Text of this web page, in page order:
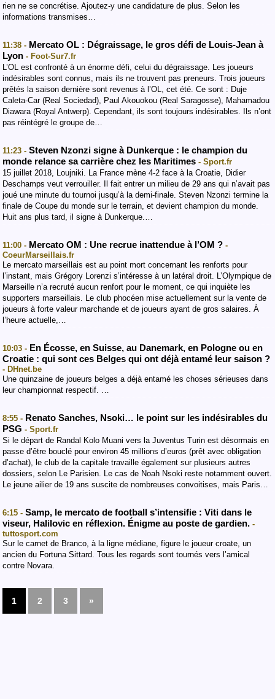
rien ne se concrétise. Ajoutez-y une candidature de plus. Selon les
informations transmises…
11:38 - Mercato OL : Dégraissage, le gros défi de Louis-Jean à
Lyon - Foot-Sur7.fr
L’OL est confronté à un énorme défi, celui du dégraissage. Les joueurs
indésirables sont connus, mais ils ne trouvent pas preneurs. Trois joueurs
prêtés la saison dernière sont revenus à l’OL, cet été. Ce sont : Duje
Caleta-Car (Real Sociedad), Paul Akouokou (Real Saragosse), Mahamadou
Diawara (Royal Antwerp). Cependant, ils sont toujours indésirables. Ils n’ont
pas réintégré le groupe de…
11:23 - Steven Nzonzi signe à Dunkerque : le champion du
monde relance sa carrière chez les Maritimes - Sport.fr
15 juillet 2018, Loujniki. La France mène 4-2 face à la Croatie, Didier
Deschamps veut verrouiller. Il fait entrer un milieu de 29 ans qui n’avait pas
joué une minute du tournoi jusqu’à la demi-finale. Steven Nzonzi termine la
finale de Coupe du monde sur le terrain, et devient champion du monde.
Huit ans plus tard, il signe à Dunkerque.…
11:00 - Mercato OM : Une recrue inattendue à l’OM ? -
CoeurMarseillais.fr
Le mercato marseillais est au point mort concernant les renforts pour
l’instant, mais Grégory Lorenzi s’intéresse à un latéral droit. L’Olympique de
Marseille n’a recruté aucun renfort pour le moment, ce qui inquiète les
supporters marseillais. Le club phocéen mise actuellement sur la vente de
joueurs à forte valeur marchande et de joueurs ayant de gros salaires. À
l’heure actuelle,…
10:03 - En Écosse, en Suisse, au Danemark, en Pologne ou en
Croatie : qui sont ces Belges qui ont déjà entamé leur saison ?
- DHnet.be
Une quinzaine de joueurs belges a déjà entamé les choses sérieuses dans
leur championnat respectif. …
8:55 - Renato Sanches, Nsoki… le point sur les indésirables du
PSG - Sport.fr
Si le départ de Randal Kolo Muani vers la Juventus Turin est désormais en
passe d’être bouclé pour environ 45 millions d’euros (prêt avec obligation
d’achat), le club de la capitale travaille également sur plusieurs autres
dossiers, selon Le Parisien. Le cas de Noah Nsoki reste notamment ouvert.
Le jeune ailier de 19 ans suscite de nombreuses convoitises, mais Paris…
6:15 - Samp, le mercato de football s’intensifie : Viti dans le
viseur, Halilovic en réflexion. Énigme au poste de gardien. -
tuttosport.com
Sur le carnet de Branco, à la ligne médiane, figure le joueur croate, un
ancien du Fortuna Sittard. Tous les regards sont tournés vers l’amical
contre Novara.
1 2 3 »